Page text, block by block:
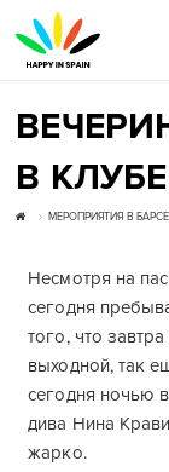
В КЛУБЕ
МЕРОПРИЯТИЯ В
Несмотря на
сегодня
того, что
выходной, так
сегодня ночью
дива Нина
жарко.